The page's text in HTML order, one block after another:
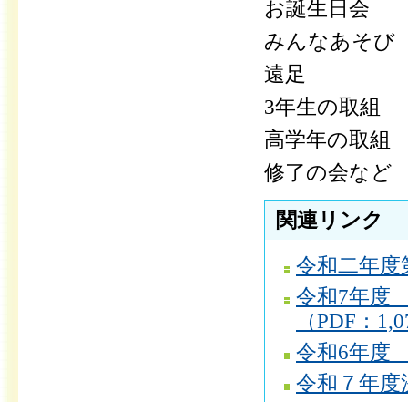
お誕生日会
みんなあそび
遠足
3年生の取組
高学年の取組
修了の会など
関連リンク
令和二年度
令和7年度
（PDF：
令和6年度
令和７年度